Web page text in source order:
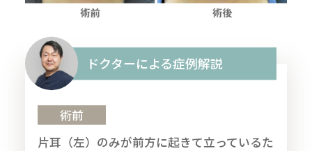
ドクターによる症例解説
術前
片耳（左）のみが前方に起きて立っているた